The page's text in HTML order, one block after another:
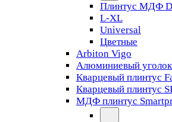
Плинтус МДФ
L-XL
Universal
Цветные
Arbiton Vigo
Алюминиевый уголок
Кварцевый плинтус
Кварцевый плинтус
МДФ плинтус